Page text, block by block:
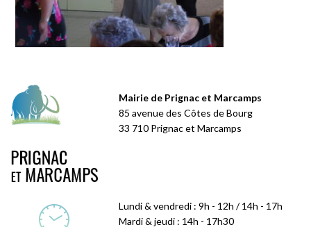
Mairie de Prignac et Marcamps
85 avenue des Côtes de Bourg
33 710 Prignac et Marcamps
Lundi & vendredi : 9h - 12h / 14h - 17h
Mardi & jeudi : 14h - 17h30